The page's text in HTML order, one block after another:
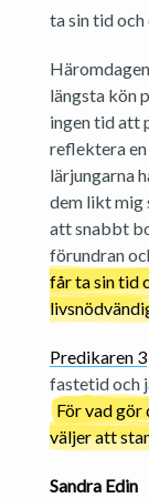
ta sin tid
längsta kön
ingen tid att
reflektera en
lärjungarna
dem likt mig
att snabbt
förundran
får ta sin tid
Predikaren 3
fastetid och
För vad gör
väljer att
Sandra Edin